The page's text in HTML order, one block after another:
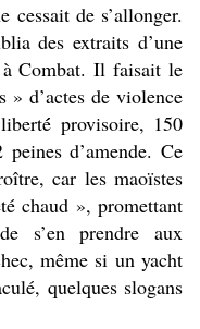
de s’allonger.
des extraits d’une
Combat. Il faisait le
» d’actes de violence
provisoire, 150
d’amende. Ce
car les maoïstes
chaud », promettant
s’en prendre aux
même si un yacht
quelques slogans